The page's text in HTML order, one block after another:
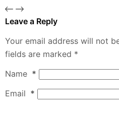
Leave a Reply
Your email address will not
fields are marked *
Name *
Email *